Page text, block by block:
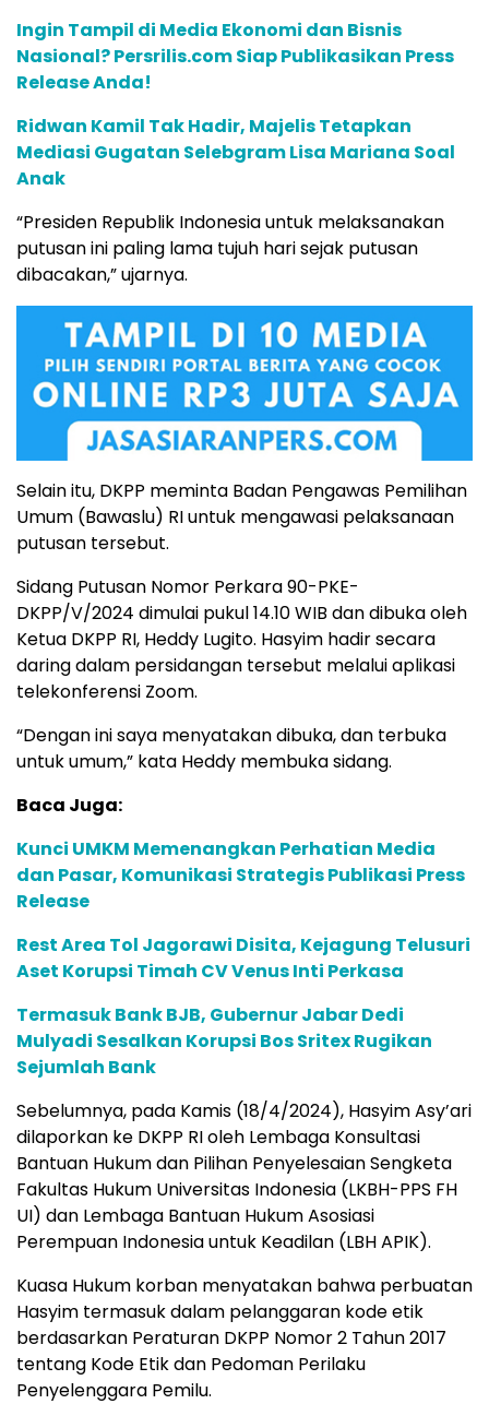
Ingin Tampil di Media Ekonomi dan Bisnis
Nasional? Persrilis.com Siap Publikasikan Press
Release Anda!
Ridwan Kamil Tak Hadir, Majelis Tetapkan
Mediasi Gugatan Selebgram Lisa Mariana Soal
Anak
“Presiden Republik Indonesia untuk melaksanakan
putusan ini paling lama tujuh hari sejak putusan
dibacakan,” ujarnya.
Selain itu, DKPP meminta Badan Pengawas Pemilihan
Umum (Bawaslu) RI untuk mengawasi pelaksanaan
putusan tersebut.
Sidang Putusan Nomor Perkara 90-PKE-
DKPP/V/2024 dimulai pukul 14.10 WIB dan dibuka oleh
Ketua DKPP RI, Heddy Lugito. Hasyim hadir secara
daring dalam persidangan tersebut melalui aplikasi
telekonferensi Zoom.
“Dengan ini saya menyatakan dibuka, dan terbuka
untuk umum,” kata Heddy membuka sidang.
Baca Juga:
Kunci UMKM Memenangkan Perhatian Media
dan Pasar, Komunikasi Strategis Publikasi Press
Release
Rest Area Tol Jagorawi Disita, Kejagung Telusuri
Aset Korupsi Timah CV Venus Inti Perkasa
Termasuk Bank BJB, Gubernur Jabar Dedi
Mulyadi Sesalkan Korupsi Bos Sritex Rugikan
Sejumlah Bank
Sebelumnya, pada Kamis (18/4/2024), Hasyim Asy’ari
dilaporkan ke DKPP RI oleh Lembaga Konsultasi
Bantuan Hukum dan Pilihan Penyelesaian Sengketa
Fakultas Hukum Universitas Indonesia (LKBH-PPS FH
UI) dan Lembaga Bantuan Hukum Asosiasi
Perempuan Indonesia untuk Keadilan (LBH APIK).
Kuasa Hukum korban menyatakan bahwa perbuatan
Hasyim termasuk dalam pelanggaran kode etik
berdasarkan Peraturan DKPP Nomor 2 Tahun 2017
tentang Kode Etik dan Pedoman Perilaku
Penyelenggara Pemilu.